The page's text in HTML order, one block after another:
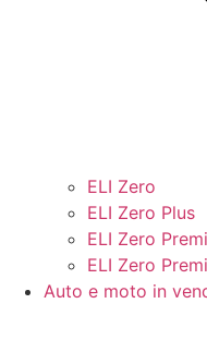
ELI Zero
ELI Zero Plus
ELI Zero
ELI Zero
Auto e moto in